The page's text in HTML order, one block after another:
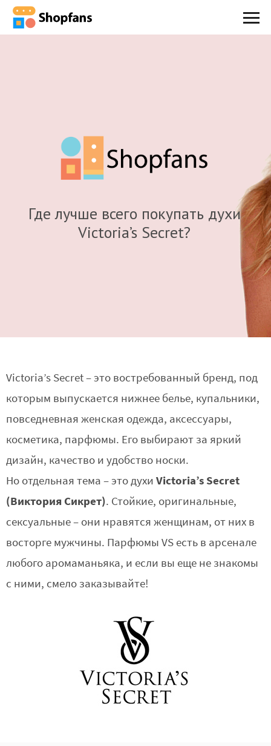
Где лучше всего покупать духи
Victoria’s Secret?
Victoria’s Secret – это востребованный бренд, под
которым выпускается нижнее белье, купальники,
повседневная женская одежда, аксессуары,
косметика, парфюмы. Его выбирают за яркий
дизайн, качество и удобство носки.
Но отдельная тема – это духи Victoria’s Secret
(Виктория Сикрет). Стойкие, оригинальные,
сексуальные – они нравятся женщинам, от них в
восторге мужчины. Парфюмы VS есть в арсенале
любого аромаманьяка, и если вы еще не знакомы
с ними, смело заказывайте!